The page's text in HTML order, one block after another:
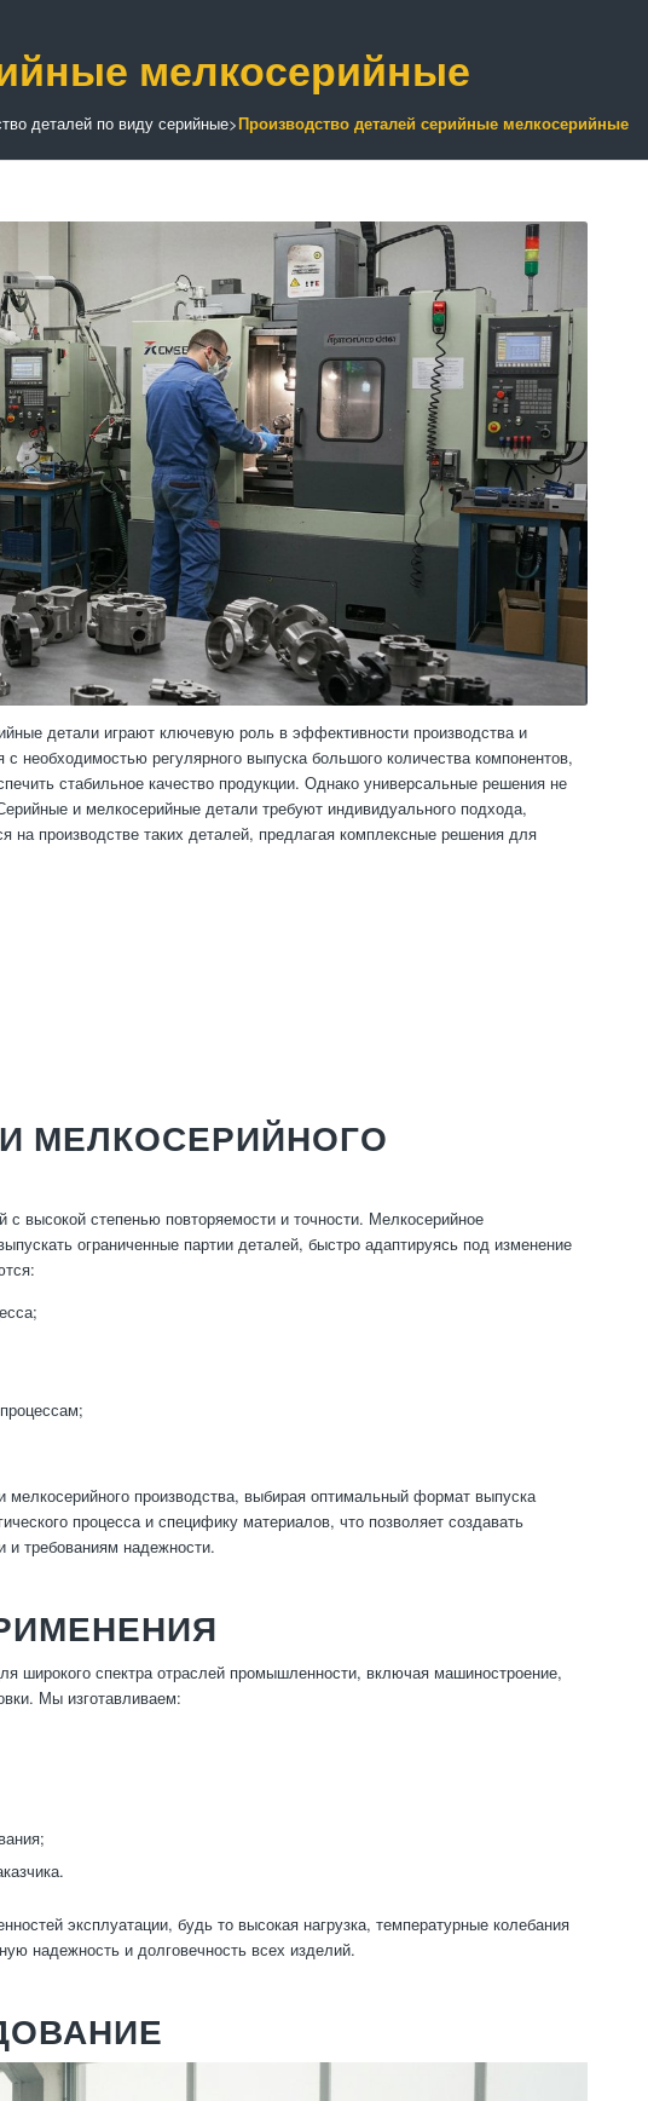
мелкосерийные
деталей по виду серийные>Производство деталей серийные мелкосерийные
детали играют ключевую роль в эффективности производства и
необходимостью регулярного выпуска большого количества компонентов,
стабильное качество продукции. Однако универсальные решения не
и мелкосерийные детали требуют индивидуального подхода,
на производстве таких деталей, предлагая комплексные решения для
МЕЛКОСЕРИЙНОГО
высокой степенью повторяемости и точности. Мелкосерийное
ограниченные партии деталей, быстро адаптируясь под изменение
производства, выбирая оптимальный формат выпуска
процесса и специфику материалов, что позволяет создавать
требованиям надежности.
широкого спектра отраслей промышленности, включая машиностроение,
Мы изготавливаем:
эксплуатации, будь то высокая нагрузка, температурные колебания
надежность и долговечность всех изделий.